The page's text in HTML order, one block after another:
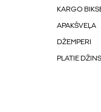
KARGO
APAKŠVEĻA
DŽEMPERI
PLATIE DŽINSI